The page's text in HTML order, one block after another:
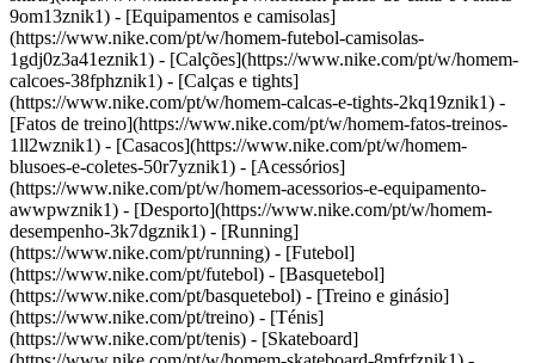
9om13znik1) - [Equipamentos e camisolas]
(https://www.nike.com/pt/w/homem-futebol-camisolas-
1gdj0z3a41eznik1) - [Calções](https://www.nike.com/pt/w/homem-
calcoes-38fphznik1) - [Calças e tights]
(https://www.nike.com/pt/w/homem-calcas-e-tights-2kq19znik1) -
[Fatos de treino](https://www.nike.com/pt/w/homem-fatos-treinos-
1ll2wznik1) - [Casacos](https://www.nike.com/pt/w/homem-
blusoes-e-coletes-50r7yznik1) - [Acessórios]
(https://www.nike.com/pt/w/homem-acessorios-e-equipamento-
awwpwznik1) - [Desporto](https://www.nike.com/pt/w/homem-
desempenho-3k7dgznik1) - [Running]
(https://www.nike.com/pt/running) - [Futebol]
(https://www.nike.com/pt/futebol) - [Basquetebol]
(https://www.nike.com/pt/basquetebol) - [Treino e ginásio]
(https://www.nike.com/pt/treino) - [Ténis]
(https://www.nike.com/pt/tenis) - [Skateboard]